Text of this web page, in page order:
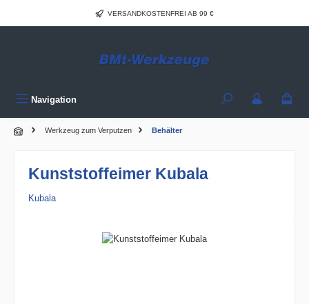
Zum Hauptinhalt springenVERSANDKOSTENFREI AB 99 €
Navigation
Werkzeug zum Verputzen Behälter
Kunststoffeimer Kubala
Kubala
Bildergalerie überspringen